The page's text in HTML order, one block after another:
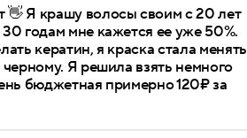
👋 Я крашу волосы своим с 20 лет
годам мне кажется ее уже 50%.
кератин, я краска стала менять
Я решила взять немного
бюджетная примерно 120₽ за